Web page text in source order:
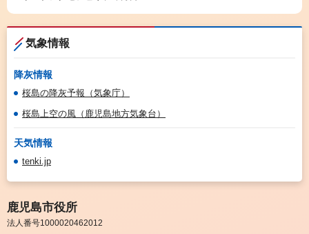
気象情報
降灰情報
桜島の降灰予報（気象庁）
桜島上空の風（鹿児島地方気象台）
天気情報
tenki.jp
鹿児島市役所
法人番号1000020462012